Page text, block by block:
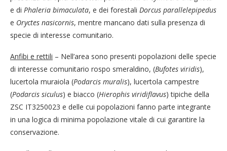
e di Phaleria bimaculata, e dei forestali Dorcus parallelepipedus
e Oryctes nasicornis, mentre mancano dati sulla presenza di
specie di interesse comunitario.
Anfibi e rettili – Nell’area sono presenti popolazioni delle specie
di interesse comunitario rospo smeraldino, (Bufotes viridis),
lucertola muraiola (Podarcis muralis), lucertola campestre
(Podarcis siculus) e biacco (Hierophis viridiflavus) tipiche della
ZSC IT3250023 e delle cui popolazioni fanno parte integrante
in una logica di minima popolazione vitale di cui garantire la
conservazione.